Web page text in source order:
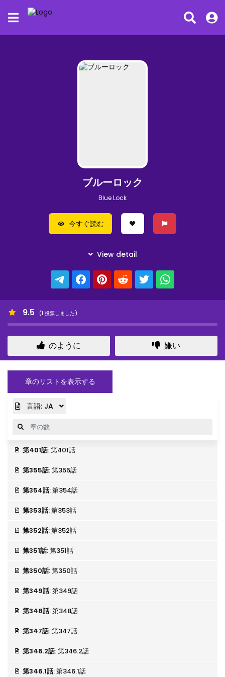
ブルーロック
Blue Lock
今すぐ読む
9.5 (1 投票しました)
のように 嫌い
章のリストを表示する
言語: JA
第401話: 第401話
第355話: 第355話
第354話: 第354話
第353話: 第353話
第352話: 第352話
第351話: 第351話
第350話: 第350話
第349話: 第349話
第348話: 第348話
第347話: 第347話
第346.2話: 第346.2話
第346.1話: 第346.1話